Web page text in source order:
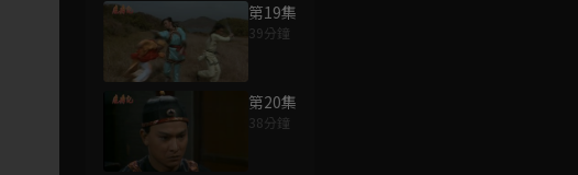
第19集
39分鐘
第20集
38分鐘